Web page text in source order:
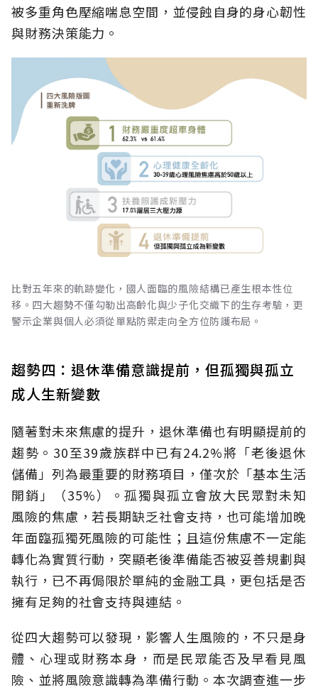
被多重角色壓縮喘息空間，並侵蝕自身的身心韌性
與財務決策能力。
比對五年來的軌跡變化，國人面臨的風險結構已產生根本性位
移。四大趨勢不僅勾勒出高齡化與少子化交織下的生存考驗，更
警示企業與個人必須從單點防禦走向全方位防護布局。
趨勢四：退休準備意識提前，但孤獨與孤立
成人生新變數
隨著對未來焦慮的提升，退休準備也有明顯提前的
趨勢。30至39歲族群中已有24.2%將「老後退休
儲備」列為最重要的財務項目，僅次於「基本生活
開銷」（35%）。孤獨與孤立會放大民眾對未知
風險的焦慮，若長期缺乏社會支持，也可能增加晚
年面臨孤獨死風險的可能性；且這份焦慮不一定能
轉化為實質行動，突顯老後準備能否被妥善規劃與
執行，已不再侷限於單純的金融工具，更包括是否
擁有足夠的社會支持與連結。
從四大趨勢可以發現，影響人生風險的，不只是身
體、心理或財務本身，而是民眾能否及早看見風
險、並將風險意識轉為準備行動。本次調查進一步